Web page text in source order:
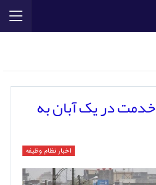
در یک آبان به
اخبار نظام وظیفه